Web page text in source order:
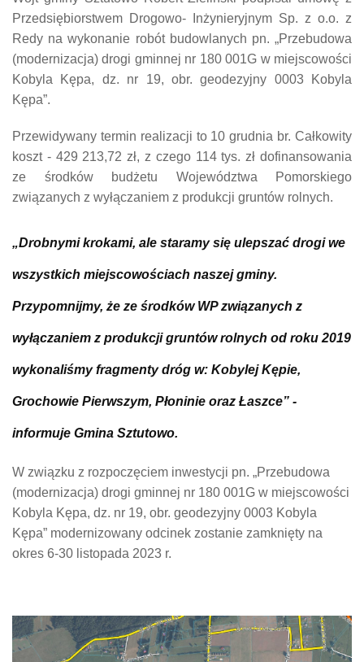
Przedsiębiorstwem Drogowo- Inżynieryjnym Sp. z o.o. z
Redy na wykonanie robót budowlanych pn. „Przebudowa
(modernizacja) drogi gminnej nr 180 001G w miejscowości
Kobyla Kępa, dz. nr 19, obr. geodezyjny 0003 Kobyla
Kępa”.
Przewidywany termin realizacji to 10 grudnia br. Całkowity
koszt - 429 213,72 zł, z czego 114 tys. zł dofinansowania
ze środków budżetu Województwa Pomorskiego
związanych z wyłączaniem z produkcji gruntów rolnych.
„Drobnymi krokami, ale staramy się ulepszać drogi we
wszystkich miejscowościach naszej gminy.
Przypomnijmy, że ze środków WP związanych z
wyłączaniem z produkcji gruntów rolnych od roku 2019
wykonaliśmy fragmenty dróg w: Kobylej Kępie,
Grochowie Pierwszym, Płoninie oraz Łaszce” -
informuje Gmina Sztutowo.
W związku z rozpoczęciem inwestycji pn. „Przebudowa
(modernizacja) drogi gminnej nr 180 001G w miejscowości
Kobyla Kępa, dz. nr 19, obr. geodezyjny 0003 Kobyla
Kępa” modernizowany odcinek zostanie zamknięty na
okres 6-30 listopada 2023 r.